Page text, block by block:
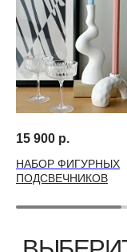
15 900 р.
НАБОР ФИГУРНЫХ
ПОДСВЕЧНИКОВ
Pinterest
Telegram
Запретграм
Договор-оферта
Политика конциденциальности
Личный кабинет
Контакты